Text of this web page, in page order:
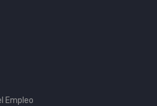
Empleo